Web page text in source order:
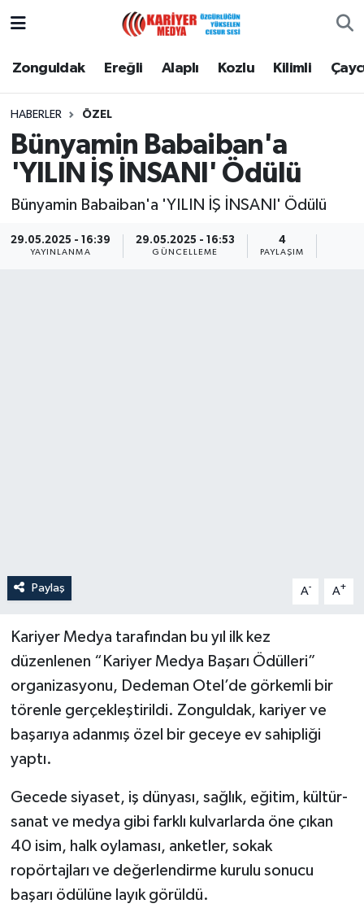
Zonguldak Ereğli Alaplı Kozlu Kilimli
HABERLER ÖZEL
Bünyamin Babaiban'a
'YILIN İŞ İNSANI' Ödülü
Bünyamin Babaiban'a 'YILIN İŞ İNSANI' Ödülü
29.05.2025 - 16:39
YAYINLANMA
29.05.2025 - 16:53
GÜNCELLEME
4
PAYLAŞIM
Paylaş A- A+
Kariyer Medya tarafından bu yıl ilk kez
düzenlenen “Kariyer Medya Başarı Ödülleri”
organizasyonu, Dedeman Otel’de görkemli bir
törenle gerçekleştirildi. Zonguldak, kariyer ve
başarıya adanmış özel bir geceye ev sahipliği
yaptı.
Gecede siyaset, iş dünyası, sağlık, eğitim, kültür-
sanat ve medya gibi farklı kulvarlarda öne çıkan
40 isim, halk oylaması, anketler, sokak
ropörtajları ve değerlendirme kurulu sonucu
başarı ödülüne layık görüldü.
Zonguldak
Alaplı
Kozlu
Zonguldak Nöbetçi Eczaneler
Zonguldak Namaz Vakitleri
Zonguldak Trafik Yoğunluk Haritası